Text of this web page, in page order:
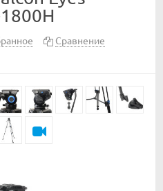
Сравнение